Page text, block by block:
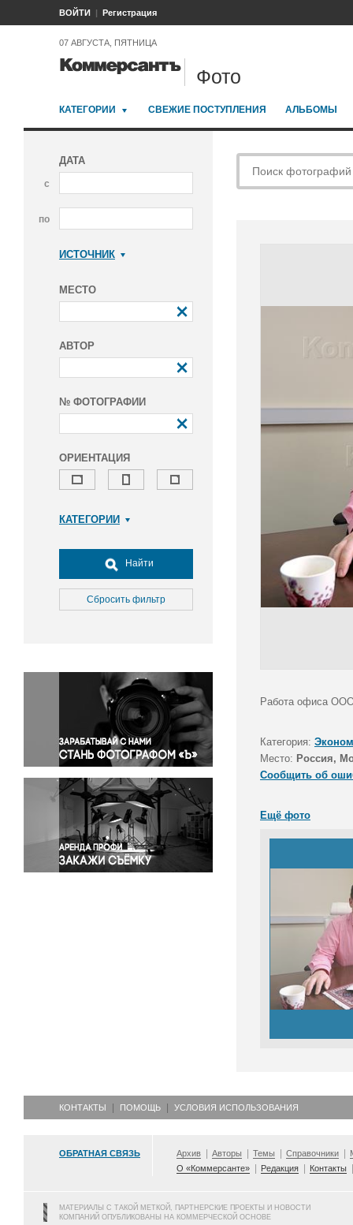
ВОЙТИ Регистрация
07 АВГУСТА, ПЯТНИЦА
Фото
КАТЕГОРИИ СВЕЖИЕ ПОСТУПЛЕНИЯ АЛЬБОМЫ
ДАТА
с
по
ИСТОЧНИК
МЕСТО
АВТОР
№ ФОТОГРАФИИ
ОРИЕНТАЦИЯ
КАТЕГОРИИ
Досуг, туризм и отдых
Культура
Медицина
Окружающая среда
Политика
Правосудие
Происшествия и конфликты
Религия
Светская жизнь
Спорт
Экология
Экономика и бизнес
Найти
Сбросить фильтр
Работа офиса
Категория:
Место: Россия,
Сообщить об
Ещё фото
КОНТАКТЫ ПОМОЩЬ УСЛОВИЯ ИСПОЛЬЗОВАНИЯ
ОБРАТНАЯ СВЯЗЬ Архив Авторы Темы Справочники
О «Коммерсанте»
Редакция Контакты
МАТЕРИАЛЫ С ТАКОЙ МЕТКОЙ, ПАРТНЕРСКИЕ ПРОЕКТЫ И НОВОСТИ
КОМПАНИЙ ОПУБЛИКОВАНЫ НА КОММЕРЧЕСКОЙ ОСНОВЕ